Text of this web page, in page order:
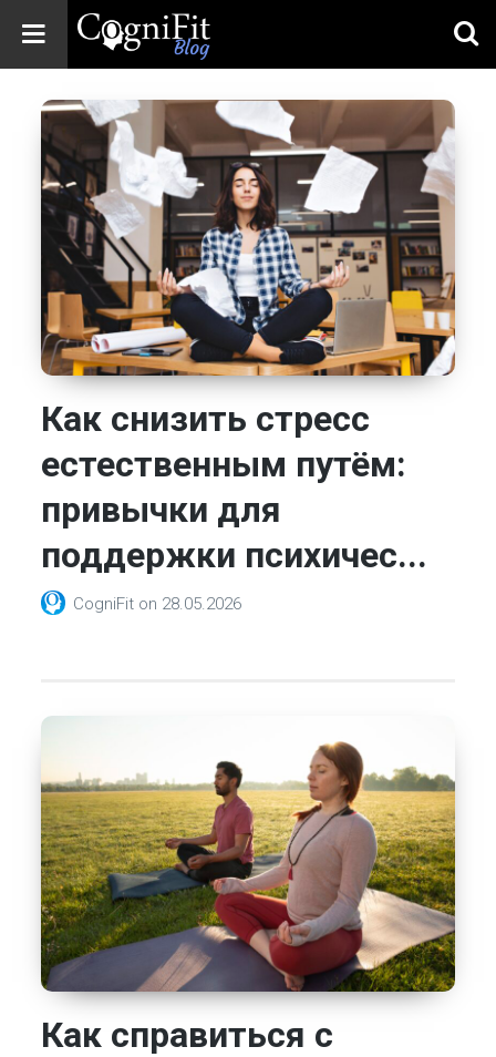
Blog: Brain
Health
News
Brain Training,
Mental Health, and
Wellness
Как снизить стресс
естественным путём:
привычки для
поддержки психичес...
CogniFit on 28.05.2026
Как справиться с